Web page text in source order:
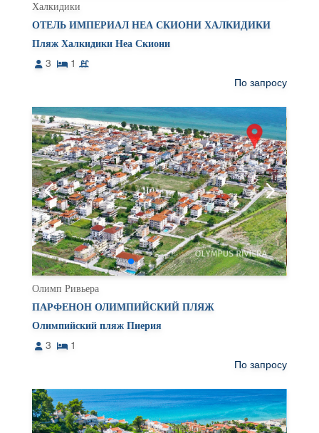
Халкидики
ОТЕЛЬ ИМПЕРИАЛ НЕА СКИОНИ ХАЛКИДИКИ
Пляж Халкидики Неа Скиони
3
1
По запросу
Олимп Ривьера
ПАРФЕНОН ОЛИМПИЙСКИЙ ПЛЯЖ
Олимпийский пляж Пиерия
3
1
По запросу